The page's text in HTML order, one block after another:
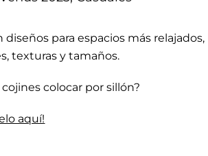
diseños para espacios más
texturas y tamaños.
colocar por sillón?
aquí!